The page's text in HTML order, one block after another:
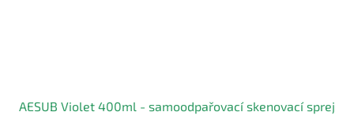
AESUB Violet 400ml - samoodpařovací skenovací sprej